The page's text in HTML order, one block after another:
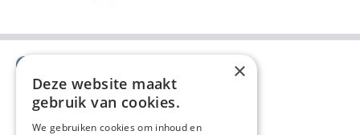
×
Deze website maakt
gebruik van cookies.
We gebruiken cookies om inhoud en